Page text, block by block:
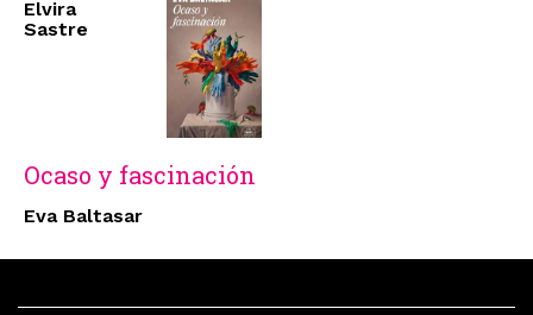
Elvira
Sastre
Ocaso y fascinación
Eva Baltasar